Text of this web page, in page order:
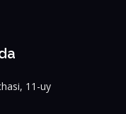
11-uy